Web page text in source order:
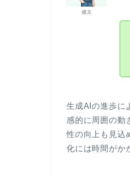
健太
生成AIの進歩に
感的に周囲の動
性の向上も見込
化には時間がか